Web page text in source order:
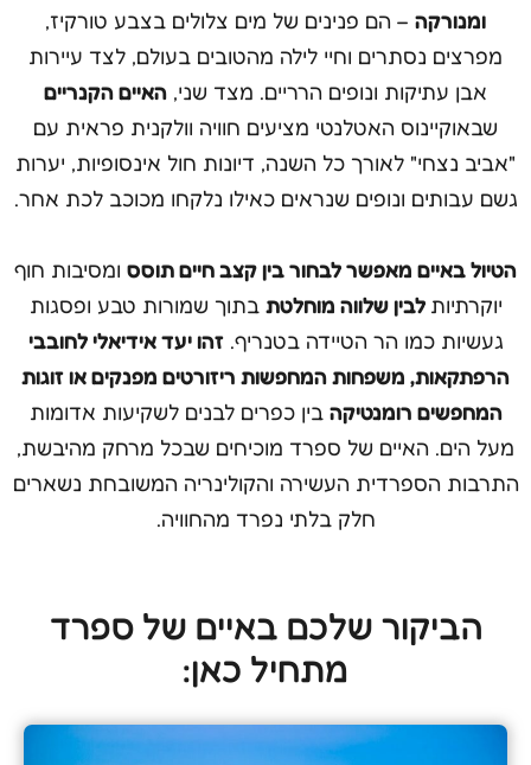
ומנורקה – הם פנינים של מים צלולים בצבע טורקיז,
מפרצים נסתרים וחיי לילה מהטובים בעולם, לצד עיירות
אבן עתיקות ונופים הרריים. מצד שני, האיים הקנריים
שבאוקיינוס האטלנטי מציעים חוויה וולקנית פראית עם
"אביב נצחי" לאורך כל השנה, דיונות חול אינסופיות, יערות
גשם עבותים ונופים שנראים כאילו נלקחו מכוכב לכת אחר.
הטיול באיים מאפשר לבחור בין קצב חיים תוסס ומסיבות חוף
יוקרתיות לבין שלווה מוחלטת בתוך שמורות טבע ופסגות
געשיות כמו הר הטיידה בטנריף.זהו יעד אידיאלי לחובבי
הרפתקאות, משפחות המחפשות ריזורטים מפנקים או זוגות
המחפשים רומנטיקה בין כפרים לבנים לשקיעות אדומות
מעל הים. האיים של ספרד מוכיחים שבכל מרחק מהיבשת,
התרבות הספרדית העשירה והקולינריה המשובחת נשארים
חלק בלתי נפרד מהחוויה.
הביקור שלכם באיים של ספרד
מתחיל כאן: